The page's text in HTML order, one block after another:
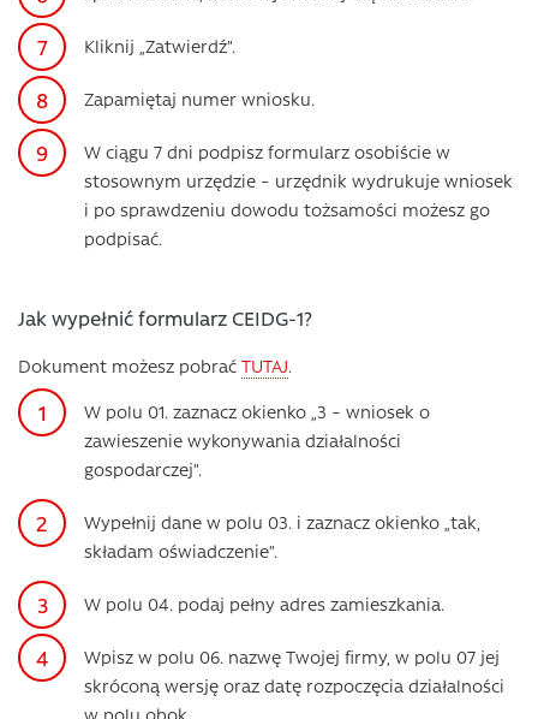
Kliknij „Zatwierdź”.
Zapamiętaj numer wniosku.
W ciągu 7 dni podpisz formularz osobiście w
stosownym urzędzie – urzędnik wydrukuje wniosek
i po sprawdzeniu dowodu tożsamości możesz go
podpisać.
Jak wypełnić formularz CEIDG-1?
Dokument możesz pobrać TUTAJ.
W polu 01. zaznacz okienko „3 – wniosek o
zawieszenie wykonywania działalności
gospodarczej”.
Wypełnij dane w polu 03. i zaznacz okienko „tak,
składam oświadczenie”.
W polu 04. podaj pełny adres zamieszkania.
Wpisz w polu 06. nazwę Twojej firmy, w polu 07 jej
skróconą wersję oraz datę rozpoczęcia działalności